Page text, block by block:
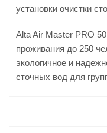
установки очистки
Alta Air Master PRO
проживания до 250
экологичное и
сточных вод для